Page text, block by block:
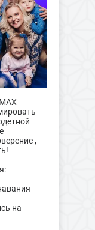
МАХ
,
на